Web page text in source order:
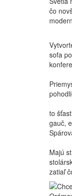
čo
sofa
to
gauč,
Majú
zatiaľ